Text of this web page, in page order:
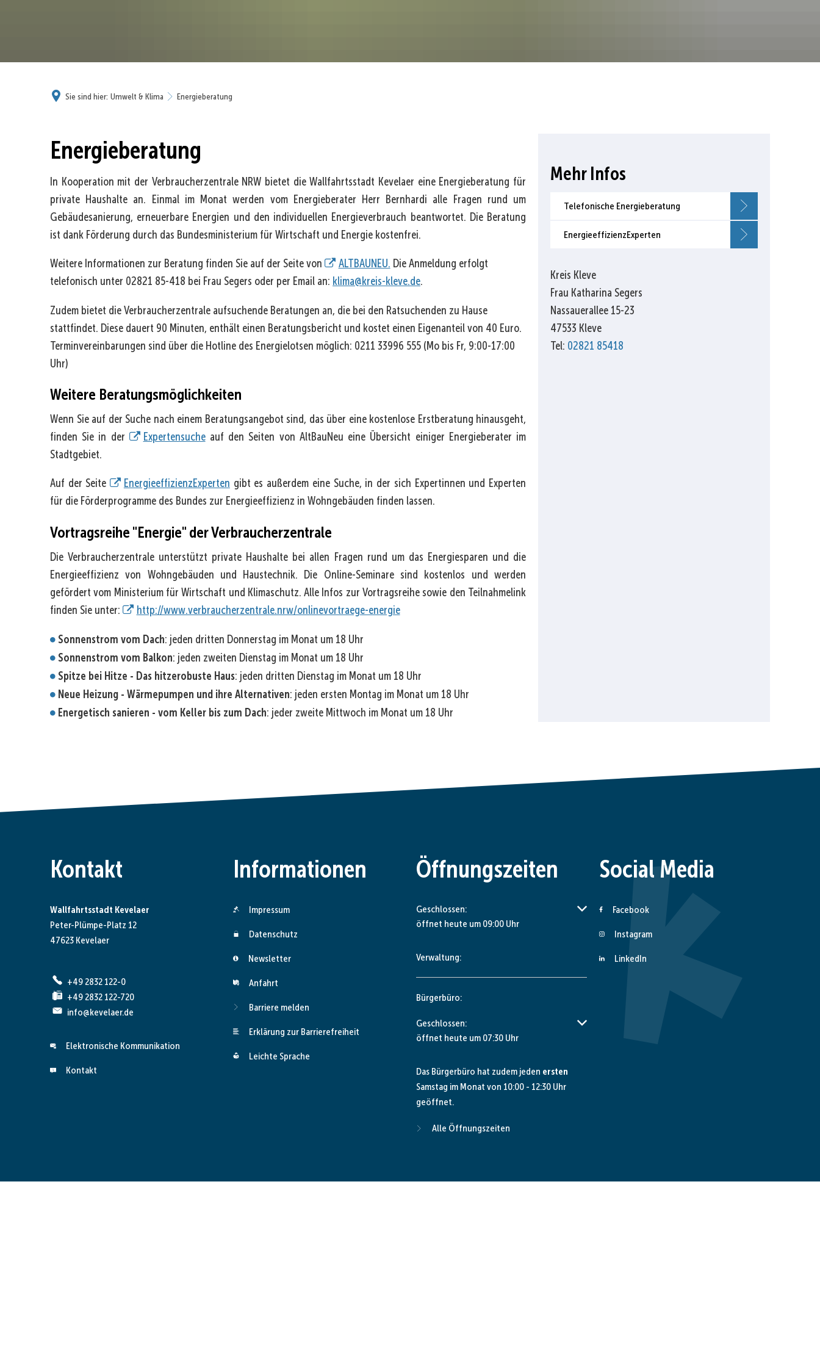
Sie sind hier: Umwelt & Klima Energieberatung
Energieberatung
In Kooperation mit der Verbraucherzentrale NRW bietet die Wallfahrtsstadt Kevelaer eine Energieberatung für
private Haushalte an. Einmal im Monat werden vom Energieberater Herr Bernhardi alle Fragen rund um
Gebäudesanierung, erneuerbare Energien und den individuellen Energieverbrauch beantwortet. Die Beratung
ist dank Förderung durch das Bundesministerium für Wirtschaft und Energie kostenfrei.
Weitere Informationen zur Beratung finden Sie auf der Seite von ALTBAUNEU. Die Anmeldung erfolgt
telefonisch unter 02821 85-418 bei Frau Segers oder per Email an: klima@kreis-kleve.de.
Zudem bietet die Verbraucherzentrale aufsuchende Beratungen an, die bei den Ratsuchenden zu Hause
stattfindet. Diese dauert 90 Minuten, enthält einen Beratungsbericht und kostet einen Eigenanteil von 40 Euro.
Terminvereinbarungen sind über die Hotline des Energielotsen möglich: 0211 33996 555 (Mo bis Fr, 9:00-17:00
Uhr)
Weitere Beratungsmöglichkeiten
Wenn Sie auf der Suche nach einem Beratungsangebot sind, das über eine kostenlose Erstberatung hinausgeht,
finden Sie in der
Expertensucheauf den Seiten von AltBauNeu eine Übersicht einiger Energieberater im
Stadtgebiet.
Auf der Seite EnergieeffizienzExperten gibt es außerdem eine Suche, in der sich Expertinnen und Experten
für die Förderprogramme des Bundes zur Energieeffizienz in Wohngebäuden finden lassen.
Vortragsreihe "Energie" der Verbraucherzentrale
Die Verbraucherzentrale unterstützt private Haushalte bei allen Fragen rund um das Energiesparen und die
Energieeffizienz von Wohngebäuden und Haustechnik. Die Online-Seminare sind kostenlos und werden
gefördert vom Ministerium für Wirtschaft und Klimaschutz. Alle Infos zur Vortragsreihe sowie den Teilnahmelink
finden Sie unter:
http://www.verbraucherzentrale.nrw/onlinevortraege-energie
Sonnenstrom vom Dach: jeden dritten Donnerstag im Monat um 18 Uhr
Sonnenstrom vom Balkon: jeden zweiten Dienstag im Monat um 18 Uhr
Spitze bei Hitze - Das hitzerobuste Haus: jeden dritten Dienstag im Monat um 18 Uhr
Neue Heizung - Wärmepumpen und ihre Alternativen: jeden ersten Montag im Monat um 18 Uhr
Energetisch sanieren - vom Keller bis zum Dach: jeder zweite Mittwoch im Monat um 18 Uhr
Mehr Infos
Telefonische Energieberatung
EnergieeffizienzExperten
Kreis Kleve
Frau Katharina Segers
Nassauerallee 15-23
47533 Kleve
Tel: 02821 85418
Kontakt
Wallfahrtsstadt Kevelaer
Peter-Plümpe-Platz 12
47623 Kevelaer
+49 2832 122-0
+49 2832 122-720
info@kevelaer.de
Elektronische Kommunikation
Kontakt
Informationen
Impressum
Datenschutz
Newsletter
Anfahrt
Barriere melden
Erklärung zur Barrierefreiheit
Leichte Sprache
Öffnungszeiten
Klicken, um weitere Öffnungs- oder Schließzeiten auszublenden
Geschlossen:
öffnet heute um 09:00 Uhr
Verwaltung:
Bürgerbüro:
Klicken, um weitere Öffnungs- oder Schließzeiten auszublenden
Geschlossen:
öffnet heute um 07:30 Uhr
Das Bürgerbüro hat zudem jeden ersten
Samstag im Monat von 10:00 - 12:30 Uhr
geöffnet.
Alle Öffnungszeiten
Social Media
Facebook
Instagram
LinkedIn